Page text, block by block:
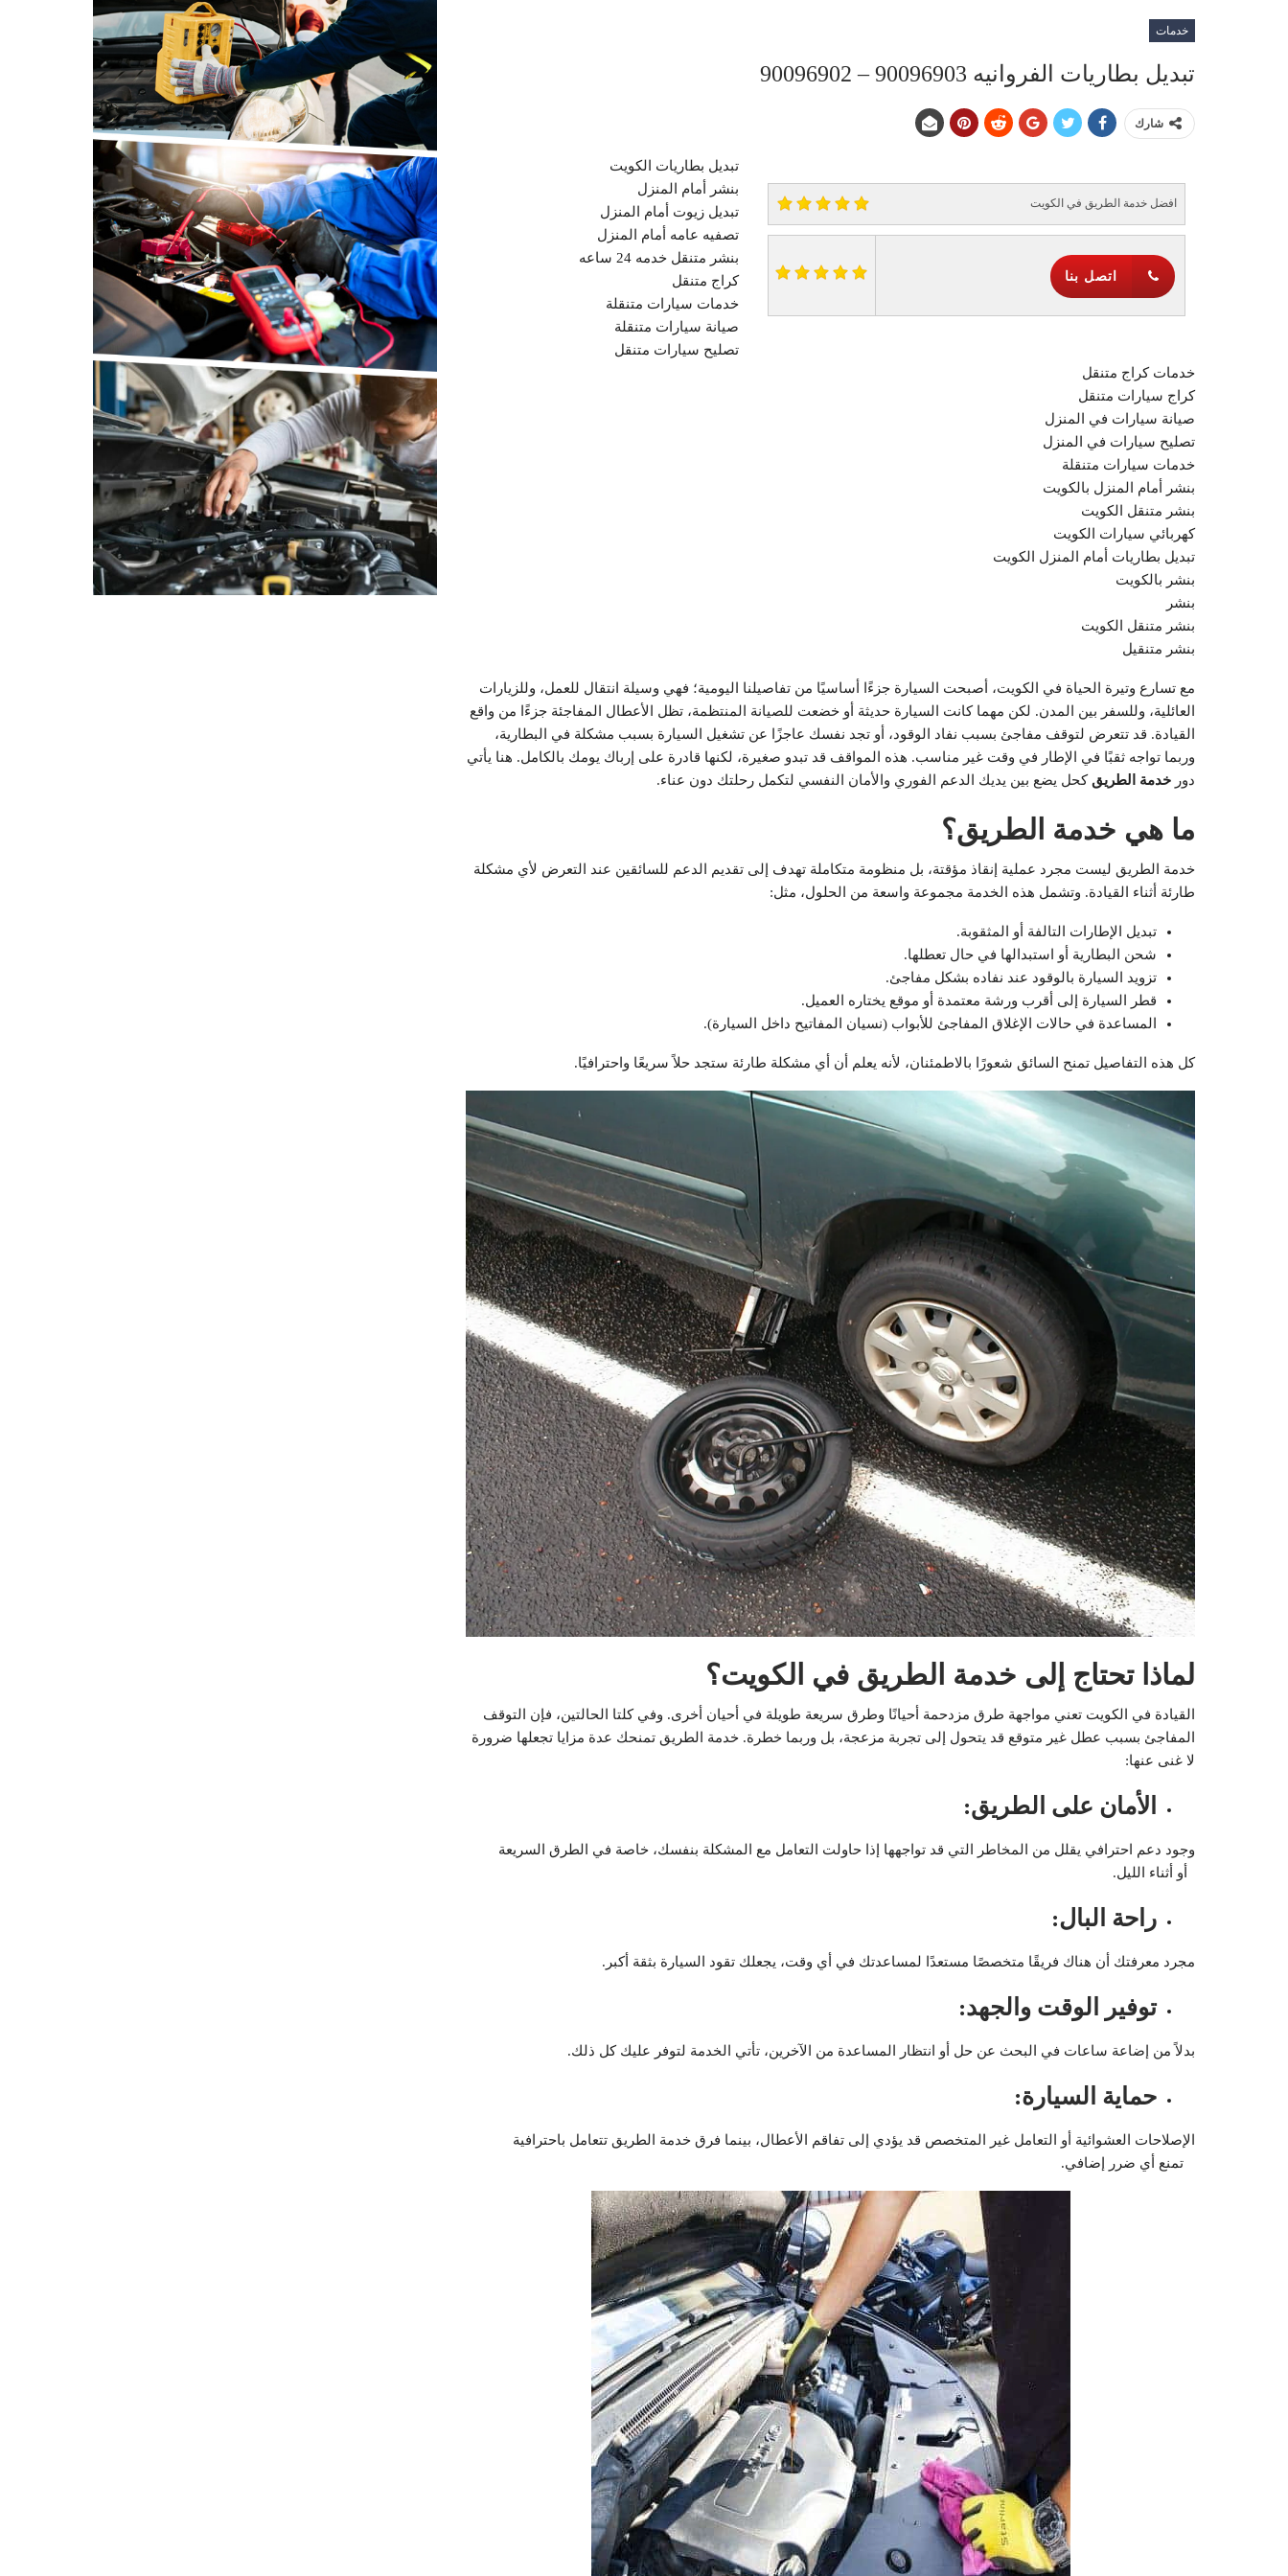
خدمات
تبديل بطاريات الفروانيه 90096903 – 90096902
شارك
افضل خدمة الطريق في الكويت
اتصل بنا
تبديل بطاريات الكويت
بنشر أمام المنزل
تبديل زيوت أمام المنزل
تصفيه عامه أمام المنزل
بنشر متنقل خدمه 24 ساعه
كراج متنقل
خدمات سيارات متنقلة
صيانة سيارات متنقلة
تصليح سيارات متنقل
خدمات كراج متنقل
كراج سيارات متنقل
صيانة سيارات في المنزل
تصليح سيارات في المنزل
خدمات سيارات متنقلة
بنشر أمام المنزل بالكويت
بنشر متنقل الكويت
كهربائي سيارات الكويت
تبديل بطاريات أمام المنزل الكويت
بنشر بالكويت
بنشر
بنشر متنقل الكويت
بنشر متنقيل
مع تسارع وتيرة الحياة في الكويت، أصبحت السيارة جزءًا أساسيًا من تفاصيلنا اليومية؛ فهي وسيلة انتقال للعمل، وللزيارات
العائلية، وللسفر بين المدن. لكن مهما كانت السيارة حديثة أو خضعت للصيانة المنتظمة، تظل الأعطال المفاجئة جزءًا من واقع
القيادة. قد تتعرض لتوقف مفاجئ بسبب نفاد الوقود، أو تجد نفسك عاجزًا عن تشغيل السيارة بسبب مشكلة في البطارية،
وربما تواجه ثقبًا في الإطار في وقت غير مناسب. هذه المواقف قد تبدو صغيرة، لكنها قادرة على إرباك يومك بالكامل. هنا يأتي
دور خدمة الطريق كحل يضع بين يديك الدعم الفوري والأمان النفسي لتكمل رحلتك دون عناء.
ما هي خدمة الطريق؟
خدمة الطريق ليست مجرد عملية إنقاذ مؤقتة، بل منظومة متكاملة تهدف إلى تقديم الدعم للسائقين عند التعرض لأي مشكلة
طارئة أثناء القيادة. وتشمل هذه الخدمة مجموعة واسعة من الحلول، مثل:
تبديل الإطارات التالفة أو المثقوبة.
شحن البطارية أو استبدالها في حال تعطلها.
تزويد السيارة بالوقود عند نفاده بشكل مفاجئ.
قطر السيارة إلى أقرب ورشة معتمدة أو موقع يختاره العميل.
المساعدة في حالات الإغلاق المفاجئ للأبواب (نسيان المفاتيح داخل السيارة).
كل هذه التفاصيل تمنح السائق شعورًا بالاطمئنان، لأنه يعلم أن أي مشكلة طارئة ستجد حلاً سريعًا واحترافيًا.
لماذا تحتاج إلى خدمة الطريق في الكويت؟
القيادة في الكويت تعني مواجهة طرق مزدحمة أحيانًا وطرق سريعة طويلة في أحيان أخرى. وفي كلتا الحالتين، فإن التوقف
المفاجئ بسبب عطل غير متوقع قد يتحول إلى تجربة مزعجة، بل وربما خطرة. خدمة الطريق تمنحك عدة مزايا تجعلها ضرورة
لا غنى عنها:
الأمان على الطريق:
وجود دعم احترافي يقلل من المخاطر التي قد تواجهها إذا حاولت التعامل مع المشكلة بنفسك، خاصة في الطرق السريعة
أو أثناء الليل.
راحة البال:
مجرد معرفتك أن هناك فريقًا متخصصًا مستعدًا لمساعدتك في أي وقت، يجعلك تقود السيارة بثقة أكبر.
توفير الوقت والجهد:
بدلاً من إضاعة ساعات في البحث عن حل أو انتظار المساعدة من الآخرين، تأتي الخدمة لتوفر عليك كل ذلك.
حماية السيارة:
الإصلاحات العشوائية أو التعامل غير المتخصص قد يؤدي إلى تفاقم الأعطال، بينما فرق خدمة الطريق تتعامل باحترافية
تمنع أي ضرر إضافي.